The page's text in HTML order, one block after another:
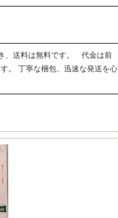
、送料は無料です。 代金は前
。 丁寧な梱包、迅速な発送を心